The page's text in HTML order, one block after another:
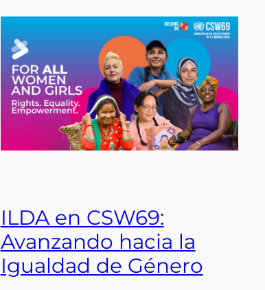
ILDA en CSW69:
Avanzando hacia la
Igualdad de Género